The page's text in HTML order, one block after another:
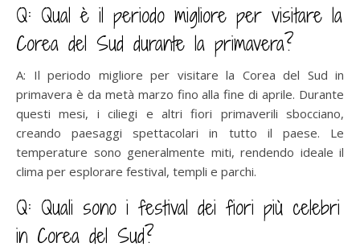
Q: Qual è il periodo migliore per visitare la
Corea del Sud durante la primavera?
A: Il periodo migliore per visitare la Corea del Sud in
primavera è da metà marzo fino alla fine di aprile. Durante
questi mesi, i ciliegi e altri fiori primaverili sbocciano,
creando paesaggi spettacolari in tutto il paese. Le
temperature sono generalmente miti, rendendo ideale il
clima per esplorare festival, templi e parchi.
Q: Quali sono i festival dei fiori più celebri
in Corea del Sud?